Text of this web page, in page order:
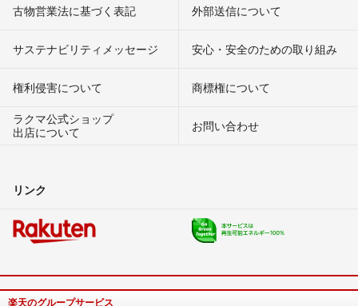
古物営業法に基づく表記 外部送信について
サステナビリティメッセージ 安心・安全のための取り組み
権利侵害について
商標権について
ラクマ公式ショップ
出店について
お問い合わせ
リンク
楽天のグループサービス